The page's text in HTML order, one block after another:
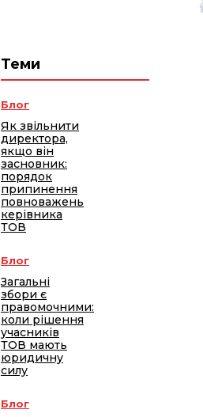
Теми
Блог
Як звільнити
директора,
якщо він
засновник:
порядок
припинення
повноважень
керівника
ТОВ
Блог
Загальні
збори є
правомочними:
коли рішення
учасників
ТОВ мають
юридичну
силу
Блог